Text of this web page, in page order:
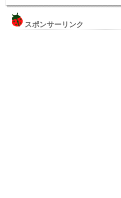
スポンサーリンク